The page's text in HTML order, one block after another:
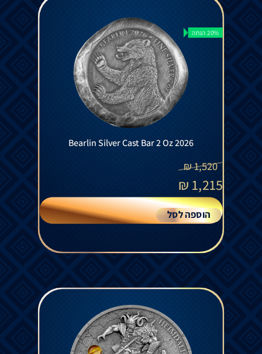
20% הנחה
Bearlin Silver Cast Bar 2 Oz 2026
1,520
₪
1,215
₪
הוספה לסל